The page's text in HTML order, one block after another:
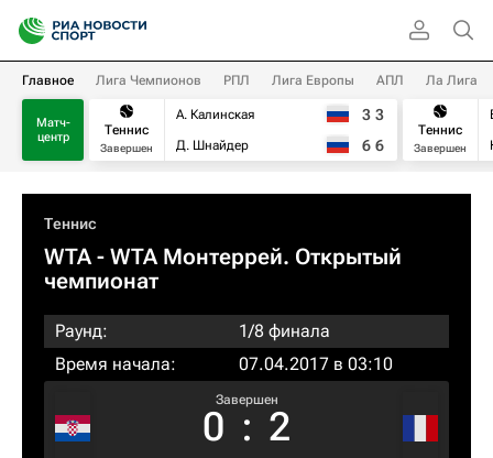
Главное Лига Чемпионов РПЛ Лига Европы АПЛ Ла Лига
Матч-
центр
Теннис
Завершен
А. Калинская
Д. Шнайдер
3 3
6 6
Теннис
Завершен
Теннис
WTA- WTA Монтеррей. Открытый
чемпионат
Раунд:
1/8 финала
Время начала:
07.04.2017 в 03:10
Завершен
0 : 2